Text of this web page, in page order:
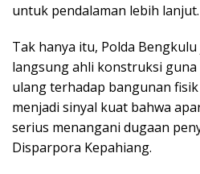
untuk pendalaman lebih lanjut.
Tak hanya itu, Polda
langsungahli konstruksi
ulang terhadap bangunan
menjadi sinyal kuat bahwa
serius menangani dugaan
Disparpora Kepahiang.